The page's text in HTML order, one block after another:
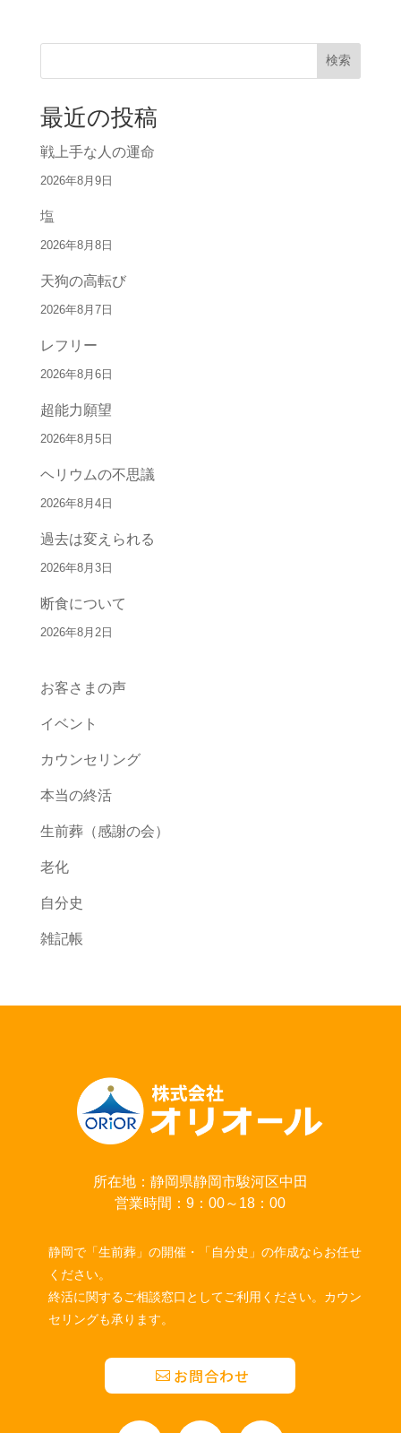
検索
最近の投稿
戦上手な人の運命
2026年8月9日
塩
2026年8月8日
天狗の高転び
2026年8月7日
レフリー
2026年8月6日
超能力願望
2026年8月5日
ヘリウムの不思議
2026年8月4日
過去は変えられる
2026年8月3日
断食について
2026年8月2日
お客さまの声
イベント
カウンセリング
本当の終活
生前葬（感謝の会）
老化
自分史
雑記帳
所在地：静岡県静岡市駿河区中田
営業時間：9：00～18：00
静岡で「生前葬」の開催・「自分史」の作成ならお任せ
ください。
終活に関するご相談窓口としてご利用ください。カウン
セリングも承ります。
お問合わせ